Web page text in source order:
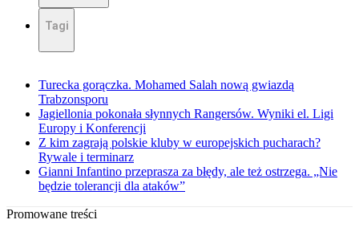
Tagi
Turecka gorączka. Mohamed Salah nową gwiazdą
Trabzonsporu
Jagiellonia pokonała słynnych Rangersów. Wyniki el. Ligi
Europy i Konferencji
Z kim zagrają polskie kluby w europejskich pucharach?
Rywale i terminarz
Gianni Infantino przeprasza za błędy, ale też ostrzega. „Nie
będzie tolerancji dla ataków”
Promowane treści